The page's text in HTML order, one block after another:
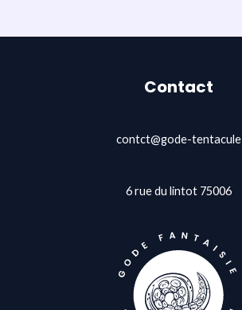
Contact
contct@gode-tentacule
6 rue du lintot 75006